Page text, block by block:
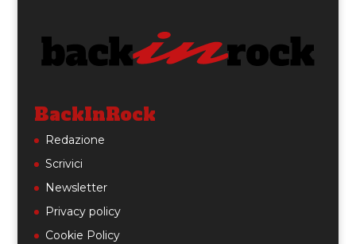
BackInRock
Redazione
Scrivici
Newsletter
Privacy policy
Cookie Policy